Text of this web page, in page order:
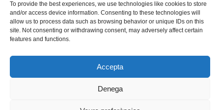
To provide the best experiences, we use technologies like cookies to store
and/or access device information. Consenting to these technologies will
allow us to process data such as browsing behavior or unique IDs on this
site. Not consenting or withdrawing consent, may adversely affect certain
features and functions.
Accepta
Denega
Qui som
Dinamització i Sociolingüística